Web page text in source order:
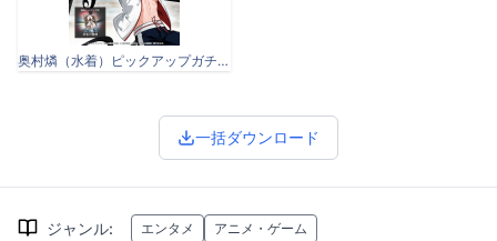
奥村燐（水着）ピックアップガチャ告知画像.png
一括ダウンロード
ジャンル: エンタメ アニメ・ゲーム